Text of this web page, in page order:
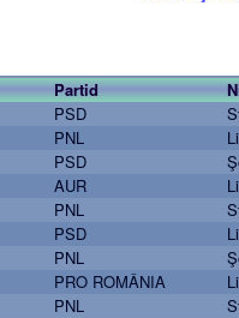
Partid
PSD
PNL
PSD
AUR
PNL
PSD
PNL
PRO ROMÂNIA
PNL